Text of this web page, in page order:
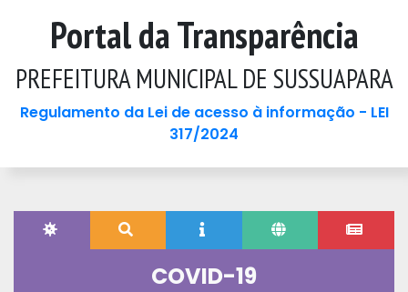
Portal da Transparência
PREFEITURA MUNICIPAL DE SUSSUAPARA
Regulamento da Lei de acesso à informação - LEI
317/2024
COVID-19